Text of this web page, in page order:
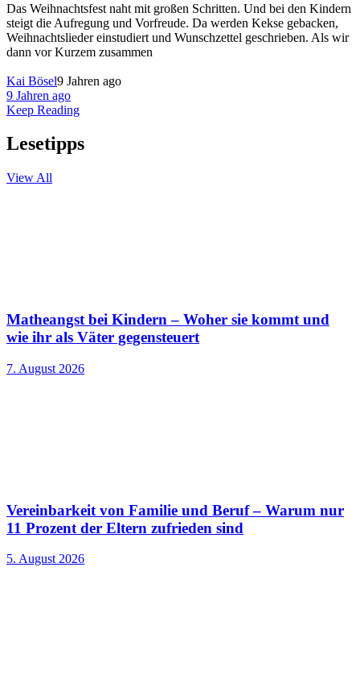
Das Weihnachtsfest naht mit großen Schritten. Und bei den Kindern
steigt die Aufregung und Vorfreude. Da werden Kekse gebacken,
Weihnachtslieder einstudiert und Wunschzettel geschrieben. Als wir
dann vor Kurzem zusammen
Kai Bösel9 Jahren ago
9 Jahren ago
Keep Reading
Lesetipps
View All
Matheangst bei Kindern – Woher sie kommt und
wie ihr als Väter gegensteuert
7. August 2026
Vereinbarkeit von Familie und Beruf – Warum nur
11 Prozent der Eltern zufrieden sind
5. August 2026